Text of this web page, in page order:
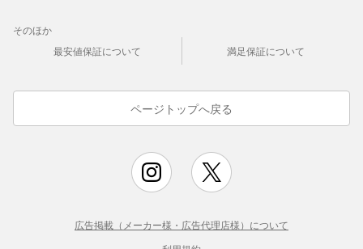
そのほか
最安値保証について
満足保証について
ページトップへ戻る
広告掲載（メーカー様・広告代理店様）について